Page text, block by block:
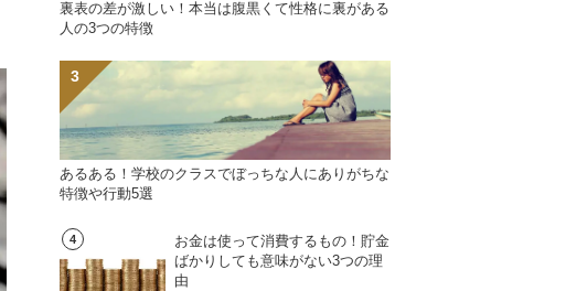
裏表の差が激しい！本当は腹黒くて性格に裏がある
人の3つの特徴
あるある！学校のクラスでぼっちな人にありがちな
特徴や行動5選
お金は使って消費するもの！貯金
ばかりしても意味がない3つの理
由